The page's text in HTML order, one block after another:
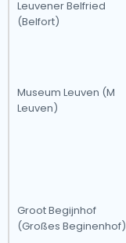
Leuvener Belfried
(Belfort)
Museum Leuven (M
Leuven)
Groot Begijnhof
(Großes Beginenhof)